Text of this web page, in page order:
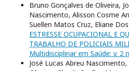
Bruno Gonçalves de Oliveira,
Nascimento, Alisson Cosme
Suellen Matos Cruz, Eliane
ESTRESSE OCUPACIONAL E
TRABALHO DE POLICIAIS
Multidisciplinar em Saúde: v. 2
José Lucas Abreu